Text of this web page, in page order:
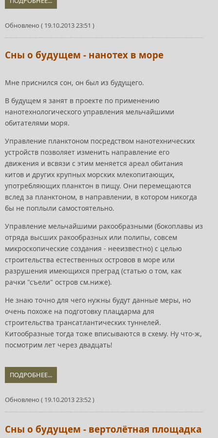
Обновлено ( 19.10.2013 23:51 )
Сны о будущем - нанотех в море
Мне приснился сон, он был из будущего.
В будущем я занят в проекте по применению
нанотехнологического управления мельчайшими
обитателями моря.
Управление планктоном посредством нанотехнических
устройств позволяет изменить направление его
движения и всвязи с этим меняется ареал обитания
китов и других крупных морских млекопитающих,
употребляющих планктон в пищу. Они перемещаются
вслед за планктоном, в направлении, в котором никогда
бы не поплыли самостоятельно.
Управление мельчайшими ракообразными (бокоплавы из
отряда высших ракообразных или полипы, совсем
микроскопические создания - нееизвестно) с целью
строительства естественных островов в море или
разрушения имеющихся преград (статью о том, как
рачки "съели" остров см.ниже).
Не знаю точно для чего нужны будут данные меры, но
очень похоже на подготовку плацдарма для
строительства трансатлантических туннелей.
Китообразные тогда тоже вписываются в схему. Ну что-ж,
посмотрим лет через двадцать!
ПОДРОБНЕЕ...
Обновлено ( 19.10.2013 23:52 )
Сны о будущем - вертолётная площадка